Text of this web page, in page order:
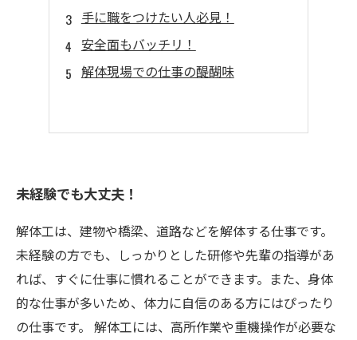
手に職をつけたい人必見！
安全面もバッチリ！
解体現場での仕事の醍醐味
未経験でも大丈夫！
解体工は、建物や橋梁、道路などを解体する仕事です。
未経験の方でも、しっかりとした研修や先輩の指導があ
れば、すぐに仕事に慣れることができます。また、身体
的な仕事が多いため、体力に自信のある方にはぴったり
の仕事です。 解体工には、高所作業や重機操作が必要な